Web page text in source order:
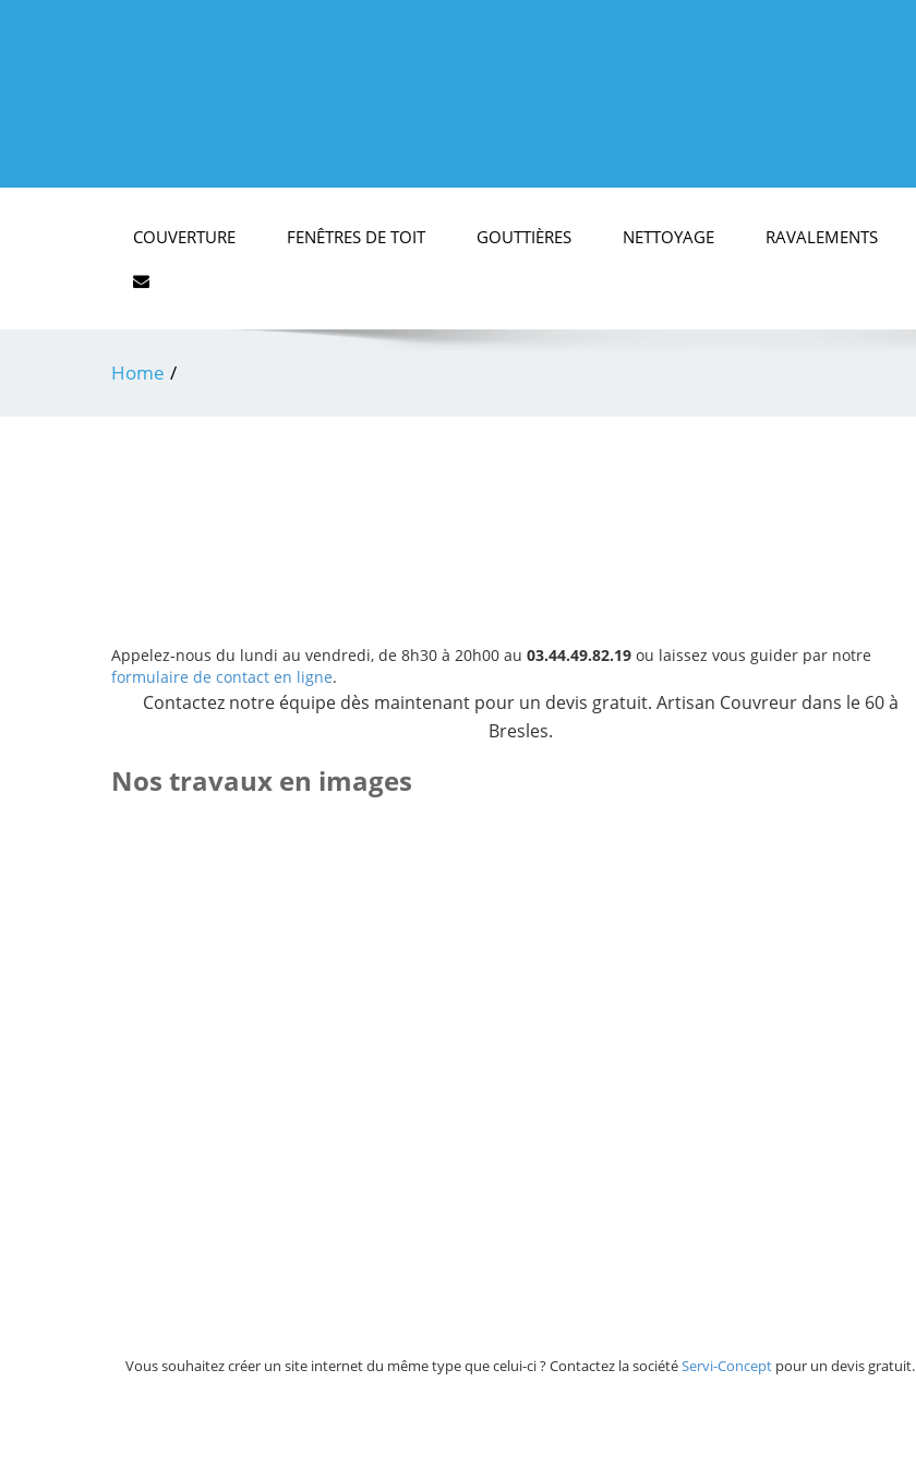
COUVERTURE FENÊTRES DE TOIT GOUTTIÈRES NETTOYAGE RAVALEMENTS
Home
Appelez-nous du lundi au vendredi, de 8h30 à 20h00 au 03.44.49.82.19 ou laissez vous guider par notre
formulaire de contact en ligne.
Contactez notre équipe dès maintenant pour un devis gratuit. Artisan Couvreur dans le 60 à
Bresles.
Nos travaux en images
Vous souhaitez créer un site internet du même type que celui-ci ? Contactez la sociétéServi-Concept pour un devis gratuit.